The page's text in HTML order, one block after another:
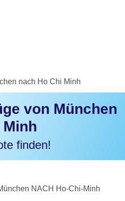
nach Ho Chi Minh
von München
Minh
finden!
NACH Ho-Chi-Minh